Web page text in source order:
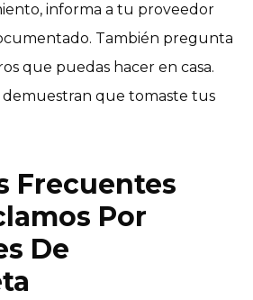
informa a tu proveedor
También pregunta
que puedas hacer en casa.
demuestran que tomaste tus
Frecuentes
Por
De